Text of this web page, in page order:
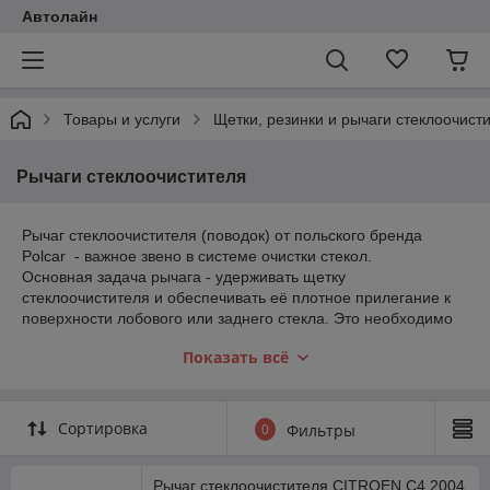
Автолайн
Товары и услуги Щетки, резинки и рычаги
Рычаги стеклоочистителя
Рычаг стеклоочистителя (поводок) от польского бренда
Polcar - важное звено в системе очистки стекол.
Основная задача рычага - удерживать щетку
стеклоочистителя и обеспечивать её плотное прилегание к
поверхности лобового или заднего стекла. Это необходимо
напрямую влияет на обзорность и безопасность вождения.
и оптике.
Рычаги этого бренда отличаются следующими
Показать всё
Сортировка 0 Фильтры
Рычаг стеклоочистителя CITROEN C4 2004